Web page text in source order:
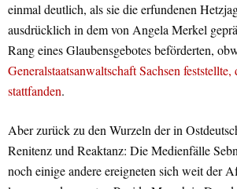
einmal deutlich, als sie die erfundenen
ausdrücklich in dem von Angela Merkel
Rang eines Glaubensgebotes beförderten,
Generalstaatsanwaltschaft Sachsen feststellte,
stattfanden.
Aber zurück zu den Wurzeln der in
Renitenz und Reaktanz: Die Medienfälle
noch einige andere ereigneten sich weit der